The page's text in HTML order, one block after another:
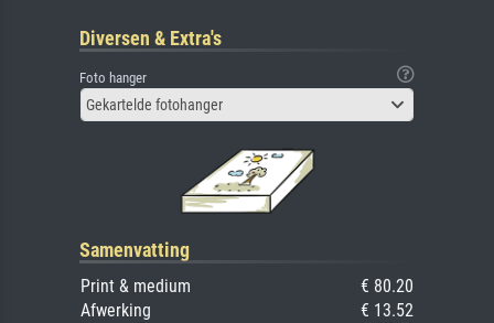
Diversen & Extra's
Foto hanger
Gekartelde fotohanger
Samenvatting
Print & medium
€ 80.20
Afwerking
€ 13.52